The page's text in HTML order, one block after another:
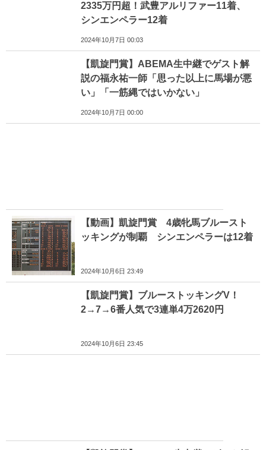
2335万円超！武豊アルリファー11着、
シンエンペラー12着
2024年10月7日 00:03
【凱旋門賞】ABEMA生中継でゲスト解
説の福永祐一師「思った以上に馬場が悪
い」「一筋縄ではいかない」
2024年10月7日 00:00
【動画】凱旋門賞 4歳牝馬ブルースト
ッキングが制覇 シンエンペラーは12着
2024年10月6日 23:49
【凱旋門賞】ブルーストッキングV！
2→7→6番人気で3連単4万2620円
2024年10月6日 23:45